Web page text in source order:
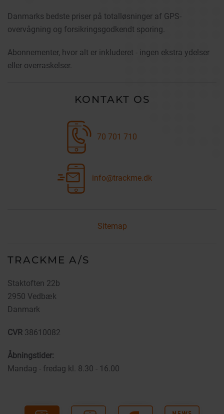
Danmarks bedste priser på totalløsninger af GPS-
overvågning og forsikringsgodkendt sporing.
Abonnementer, hvor alt er inkluderet - ingen ekstra ydelser
eller overraskelser.
KONTAKT OS
70 701 710
info@trackme.dk
Sitemap
TRACKME A/S
Staktoften 22b
2950 Vedbæk
Danmark
CVR 38610082
Åbningstider:
Mandag - fredag kl. 8.30 - 16.00